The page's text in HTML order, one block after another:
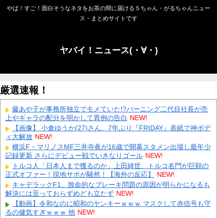
やば！すご！面白そうなネタをお茶の間に届ける５ちゃん・がるちゃんニュー
ス・まとめサイトです
ヤバイ！ニュース(・∀・)
厳選速報！
藤あや子が事務所独立でモメていた!?バーニング二代目社長が売
上やギャラの配分を明かして異例の告白 NEW!
【画像】 小倉ゆうか(27)さん、7年ぶり『FRIDAY』表紙で神ボデ
ィ大解放 NEW!
横浜F・マリノスMF三井寺眞が16歳で開幕スタメン出場し最年少
記録更新 さらにデビュー戦でいきなりゴール NEW!
トルコ人「日本人まで獲るのか」上田綺世、トルコ名門が巨額の
正式オファー！現地サポが騒然！【海外の反応】
NEW!
キャデラックF1、致命的なブレーキ問題の原因が明らかになるも
解決には至っておらずめども立たず NEW!
【動画】令和なのに昭和のヤンキーｗｗｗ マスクして赤信号も守
るの健気すぎｗｗｗ 他 NEW!